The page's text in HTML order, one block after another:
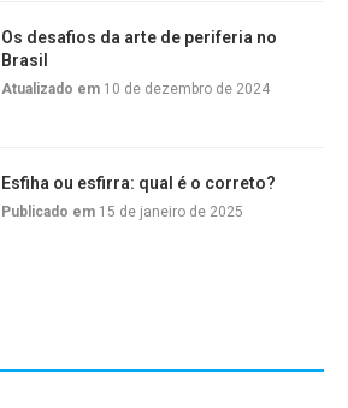
Os desafios da arte de periferia no
Brasil
Atualizado em 10 de dezembro de 2024
Esfiha ou esfirra: qual é o correto?
Publicado em 15 de janeiro de 2025